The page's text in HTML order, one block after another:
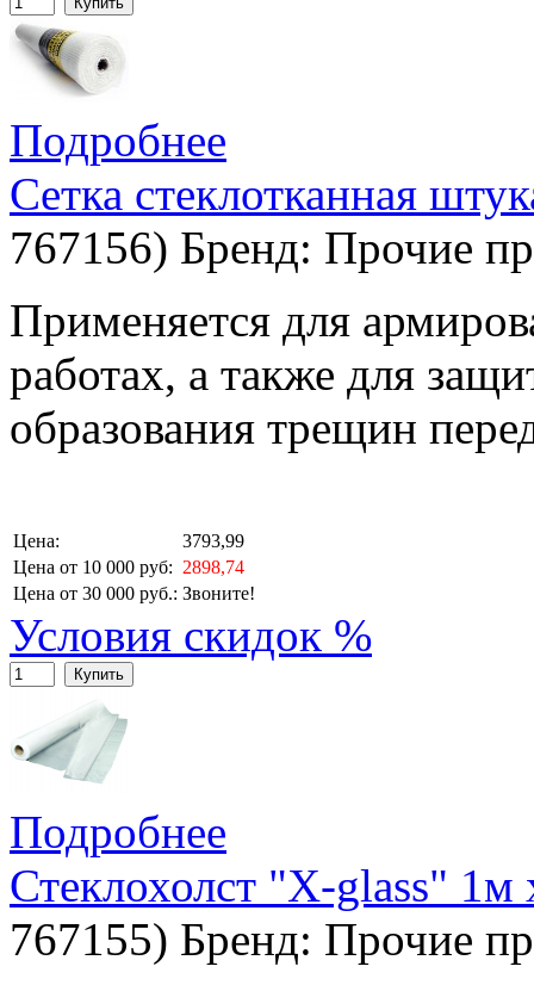
Подробнее
Сетка стеклотканная
767156) Бренд: Прочие
Применяется для
работах, а также для
образования трещин
Цена:
3793,99
Цена от 10 000 руб: 2898,74
Цена от 30 000 руб.: Звоните!
Условия скидок %
Купить
Подробнее
Стеклохолст "X-glass"
767155) Бренд: Прочие